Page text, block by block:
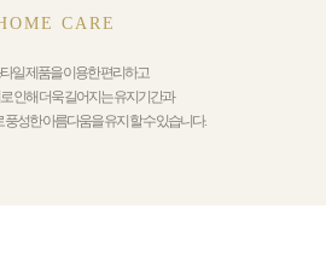
CARE
일 제품을 이용한 편리하고
인해 더욱 길어지는 유지기간과
성한 아름다움을 유지 할 수 있습니다.